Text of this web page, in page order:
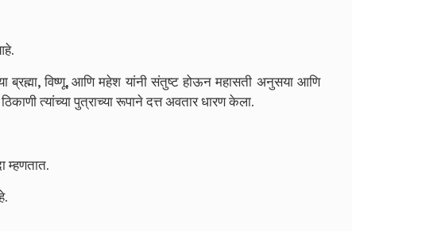
ब्रह्मा, विष्णू, आणि महेश यांनी संतुष्ट होऊन महासती अनुसया आणि
त्यांच्या पुत्राच्या रूपाने दत्त अवतार धारण केला.
म्हणतात.